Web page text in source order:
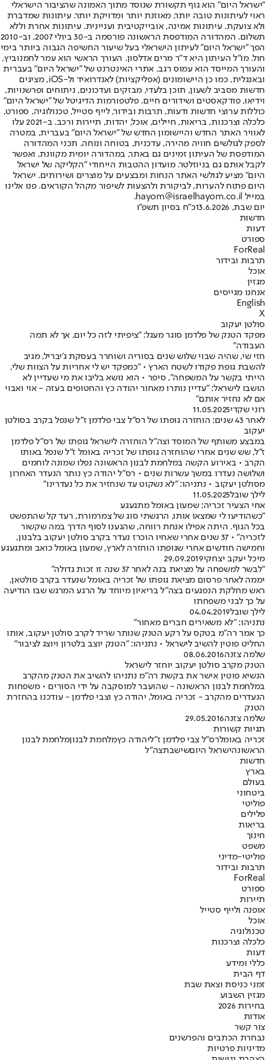
"ישראל היום" הוא גוף תקשורת שנוסד מתוך האמונה שהציבור הישראלי
ראוי לעיתונות טובה יותר, מאוזנת יותר ומדויקת יותר. עיתונות שמדברת
ולא צועקת. עיתונות אמינה, אובייקטיבית ועניינית. עיתונות אחרת וללא
תשלום. המהדורה המודפסת הראשונה פורסמה ב-30 ביולי 2007, וב-2010
הפך "ישראל היום" לעיתון הישראלי בעל שיעור החשיפה הגבוה ביותר בימי
חול. מו"ל העיתון היא ד"ר מרים אדלסון. העורך הראשי הוא עמר לחמנוביץ,
והעורך המייסד הוא עמוס רגב. אתרי האינטרנט של "ישראל היום" בעברית
ובאנגלית, כמו כן היישומונים (אפליקציות) לאנדרואיד ול-iOS, מציגים
חדשות מסביב לשעון, תוכן בלעדי, מבזקים ועדכונים, ניתוחים ופרשנויות,
וידיאו, פודקאסטים ושידורים חיים. פלטפורמות הדיגיטל של "ישראל היום"
כוללות ערוצי חדשות ודעות, תרבות ובידור, לייף סטייל, טכנולוגיה, ספורט,
כלכלה וצרכנות, בריאות, חיילים, אוכל, יהדות, תיירות ורכב. ב-2021 עלו
לאוויר האתר החדש והיישומון החדש של "ישראל היום" בעברית, במטרה
לספק לגולשים חוויה מהירה, עדכנית, בטוחה ונוחה. תכני המהדורה
המודפסת של העיתון זמינים גם באתר, במהדורה יומית מקוונת, ואפשר
לקבל אותם גם בניוזלטר. מועדון ההטבות הייחודי "הקליקה של ישראל
היום" מציע לגולשי האתר הנחות ומבצעים על מוצרים ושירותים. ישראל
היום פתוח להערות, לביקורת ולהצעות לשיפור מקהל הקוראים. פנו אלינו
במייל hayom@israelhayom.co.il.
יום שבת, 13.6.2026
כ"ח בסיון תשפ"ו
חדשות
דעות
ספורט
ForReal
תרבות ובידור
אוכל
מגזין
אנחנו מגייסים
English
X
סולטן יעקוב
מפקד הטנק של פלדמן סוגר מעגל: "ציפיתי לזה כל יום, אך לא תמה
העבודה"
חזי שי, שהיה שבוי שלוש שנים בסוריה ושוחרר בעסקת ג'יבריל, מגיב
להשבת גופת פקודו לשטח הארץ • "כמפקד יש לי אחריות על הצוות שלי,
הייתי בקשר על המשפחה", סיפר • הוא נושא בליבו את מי שעדיין לא
הושבו לישראל: "עדיין נותרו מאחור יהודה כץ והחטופים בעזה - אוי ואבוי
אם לא נחזיר אותם"
רוני שקדי11.05.2025
לאחר 43 שנים: הוחזרה גופתו של רס"ל צבי פלדמן ז"ל שנפל בקרב בסולטן
יעקוב
במבצע משותף של המוסד וצה"ל הוחזרה לישראל גופתו של רס"ל פלדמן
ז"ל, שש שנים אחרי שהוחזרה גופתו של זכריה באומל ז"ל שנפל באותו
הקרב • באירוע הקשה במלחמת לבנון הראשונה נפלו שמונה לוחמים
ושלושה נעדרו במשך עשרות שנים • רס"ל יהודה כץ נותר הנעדר האחרון
מסולטן יעקוב • נתניהו: "לא נשקוט עד שנחזיר את כל נעדרינו"
לילך שובל11.05.2025
אחי הצעיר זכריה: שמעון באומל מתגעגע
"כשהודיעו לי שמצאו אותו, הרגשתי סוג של צמרמורת, רעד קל שהתפשט
בכל הגוף. היתה אפילו אנחת רווחה, שהגענו לסוף הדרך במה שקשור
לזכריה" • 37 שנים אחרי שאחיו הוכרז נעדר בקרב סולטן יעקוב בלבנון,
וחמישה חודשים אחרי שגופתו הוחזרה לארץ, שמעון באומל כואב ומתגעגע
מיכל יעקב יצחקי29.09.2019
"לבשר למשפחה על מציאת בנה לאחר 37 שנה זו זכות גדולה"
יממה לאחר פרסום מציאת גופתו של זכריה באומל שנעדר בקרב סולטאן,
ראש מחלקת הנפגעים בצה"ל בריאיון מיוחד על הרגע המרגש שבו הודיעה
על כך לבני משפחתו
לילך שובל04.04.2019
נתניהו: "לא משאירים חברים מאחור"
כך אמר רה"מ בטקס על רקע הטנק שנותר שריד לקרב סולטן יעקוב, אותו
החליט פוטין להשיב לישראל • נתניהו: "הטנק יוצב בלטרון ויוצג לציבור"
שלמה צזנה08.06.2016
הטנק מקרב סולטן יעקוב יוחזר לישראל
הנשיא פוטין אישר את בקשת רה"מ נתניהו להשיב את הטנק מהקרב
במלחמת לבנון הראשונה - שהועבר למוסקבה על ידי הסורים • משפחות
הנעדרים מהקרב - זכריה באומל, יהודה כץ וצבי פלדמן - עודכנו בהחזרת
הטנק
שלמה צזנה29.05.2016
תגיות קשורות
זכריה באומלרס"ל צבי פלדמן ז"ליהודה כץמלחמת לבנוןמלחמת לבנון
הראשונהישראל היוםשישבתצה"ל
חדשות
בארץ
בעולם
ביטחוני
פוליטי
פלילים
בריאות
חינוך
משפט
פוליטי-מדיני
תרבות ובידור
ForReal
ספורט
תיירות
אופנה ולייף סטייל
אוכל
טכנולוגיה
כלכלה וצרכנות
דעות
כללי ומידע
דף הבית
זמני כניסת וצאת שבת
מגזין השבוע
בחירות 2026
אודות
צור קשר
נבחרת הכתבים והפרשנים
מדיניות פרטיות